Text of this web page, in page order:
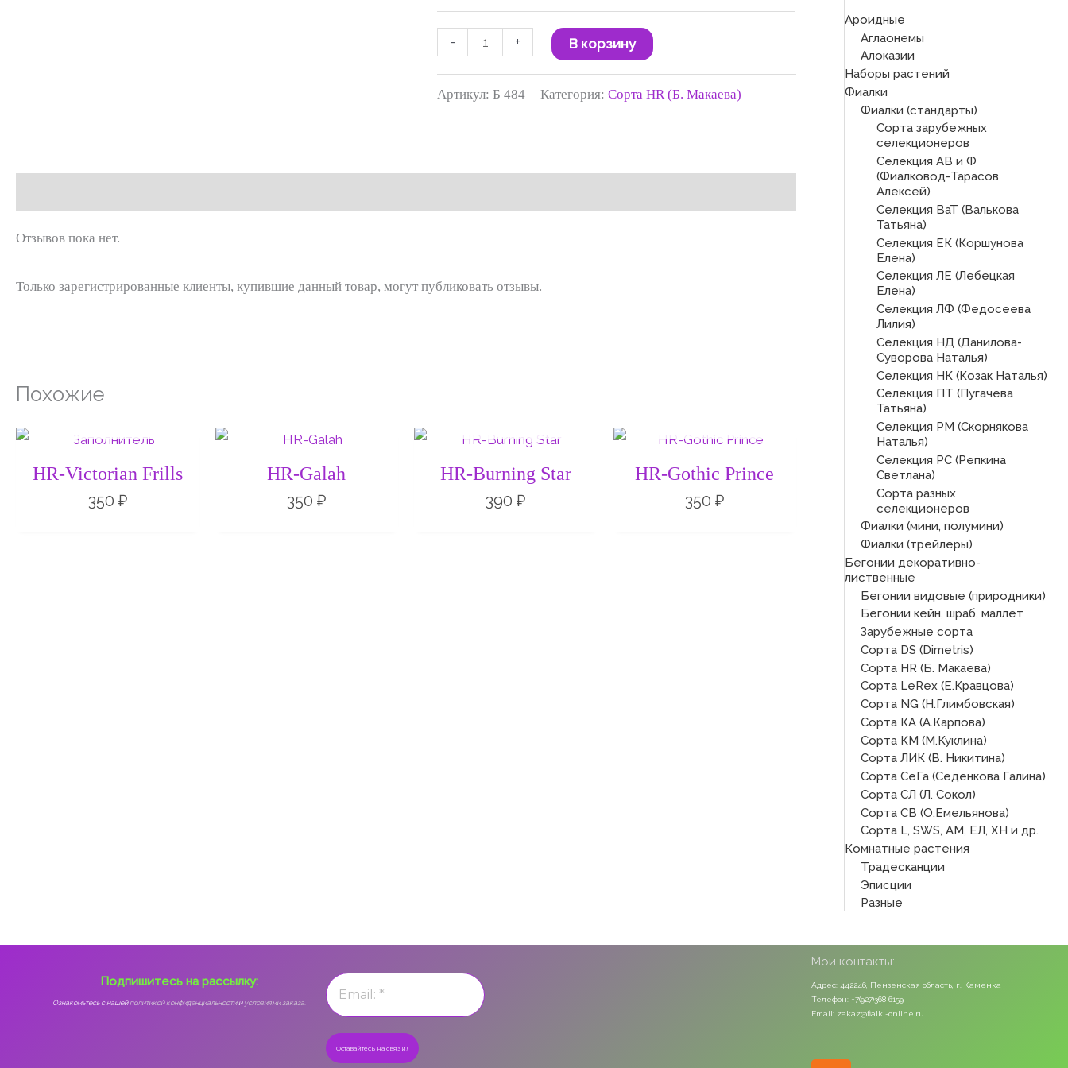
- + В корзину
Артикул:Б 484 Категория:Сорта HR (Б. Макаева)
Отзывов пока нет.
Только зарегистрированные клиенты, купившие данный товар, могут публиковать отзывы.
Похожие
HR-Victorian Frills
350 ₽
HR-Galah
350₽
HR-Burning Star
390₽
HR-Gothic Prince
350₽
Ароидные
Аглаонемы
Алоказии
Наборы растений
Фиалки
Фиалки (стандарты)
Сорта зарубежных
селекционеров
Селекция АВ и Ф
(Фиалковод-Тарасов
Алексей)
Селекция ВаТ (Валькова
Татьяна)
Селекция ЕК (Коршунова
Елена)
Селекция ЛЕ (Лебецкая
Елена)
Селекция ЛФ (Федосеева
Лилия)
Селекция НД (Данилова-
Суворова Наталья)
Селекция НК (Козак Наталья)
Селекция ПТ (Пугачева
Татьяна)
Селекция РМ (Скорнякова
Наталья)
Селекция РС (Репкина
Светлана)
Сорта разных
селекционеров
Фиалки (мини, полумини)
Фиалки (трейлеры)
Бегонии декоративно-
лиственные
Бегонии видовые (природники)
Бегонии кейн, шраб, маллет
Зарубежные сорта
Сорта DS (Dimetris)
Сорта HR (Б. Макаева)
Сорта LeRex (Е.Кравцова)
Сорта NG (Н.Глимбовская)
Сорта КА (А.Карпова)
Сорта КМ (М.Куклина)
Сорта ЛИК (В. Никитина)
Сорта СеГа (Седенкова Галина)
Сорта СЛ (Л. Сокол)
Сорта СВ (О.Емельянова)
Сорта L, SWS, АМ, ЕЛ, ХН и др.
Комнатные растения
Традесканции
Эписции
Разные
Подпишитесь на рассылку:
Ознакомьтесь с нашей политикой конфиденциальностии условиями заказа.
Мои контакты:
Адрес: 442246, Пензенская область, г. Каменка
Телефон: +7(927)368 6159
Email: zakaz@fialki-online.ru